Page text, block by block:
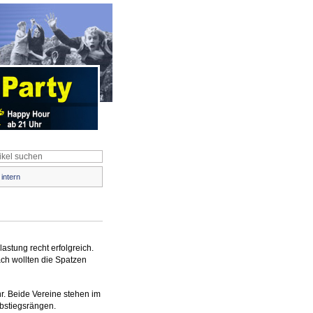
intern
recht erfolgreich.
wollten die Spatzen
Beide Vereine stehen im